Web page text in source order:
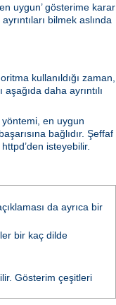
uygun’ gösterime karar
bilmek aslında
kullanıldığı zaman,
daha ayrıntılı
yöntemi, en uygun
bağlıdır. Şeffaf
isteyebilir.
da ayrıca bir
bir kaç dilde
Gösterim çeşitleri